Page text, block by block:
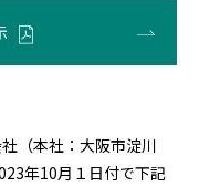
（本社：大阪市淀川
年10月１日付で下記